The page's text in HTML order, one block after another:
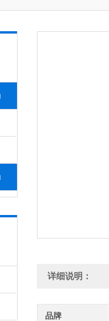
详细说明：
品牌